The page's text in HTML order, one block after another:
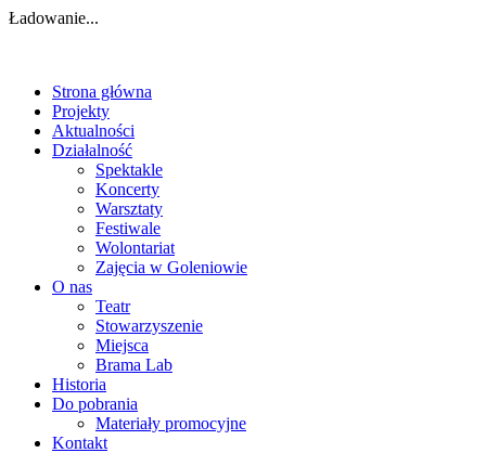
Ładowanie...
Strona główna
Projekty
Aktualności
Działalność
Spektakle
Koncerty
Warsztaty
Festiwale
Wolontariat
Zajęcia w Goleniowie
O nas
Teatr
Stowarzyszenie
Miejsca
Brama Lab
Historia
Do pobrania
Materiały promocyjne
Kontakt